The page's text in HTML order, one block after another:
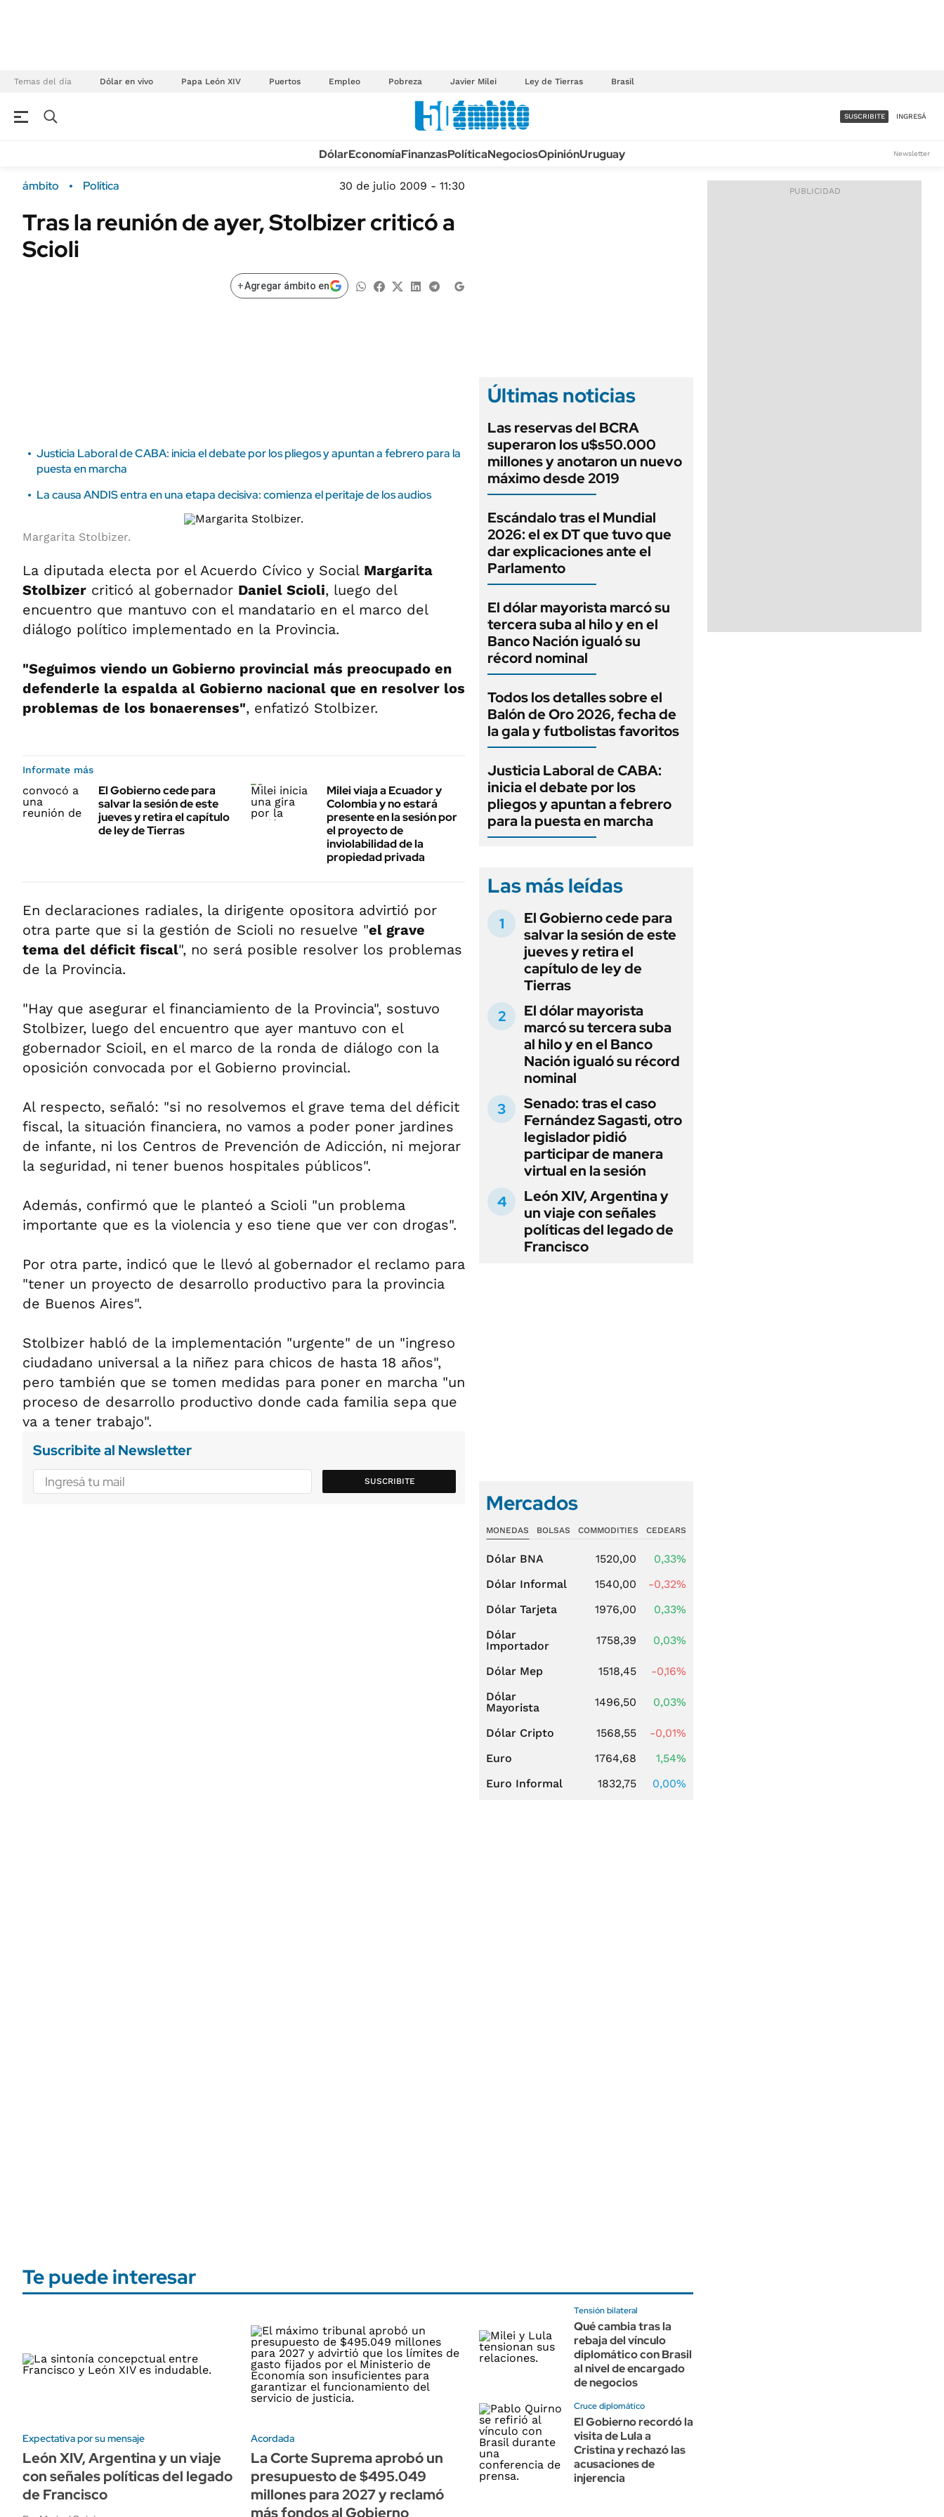
Temas del día Dólar en vivo Papa León XIV Puertos Empleo Pobreza Javier Milei Ley de Tierras Brasil
Campo
FINANZAS
Sustentabilidad
POLÍTICA
TECNOLOGÍA
MÉXICO
MUNDO
ACCESO FULL - $1.800/MES
SUSCRIBITE INGRESÁ
DólarEconomíaFinanzasPolíticaNegociosOpiniónUruguay Newsletter
ámbito Política 30 de julio 2009 - 11:30
Tras la reunión de ayer, Stolbizer criticó a
Scioli
+Agregar ámbito en
Justicia Laboral de CABA: inicia el debate por los pliegos y apuntan a febrero para la
puesta en marcha
La causa ANDIS entra en una etapa decisiva: comienza el peritaje de los audios
Margarita Stolbizer.
La diputada electa por el Acuerdo Cívico y Social Margarita
Stolbizer criticó al gobernador Daniel Scioli, luego del
encuentro que mantuvo con el mandatario en el marco del
diálogo político implementado en la Provincia.
"Seguimos viendo un Gobierno provincial más preocupado en
defenderle la espalda al Gobierno nacional que en resolver los
problemas de los bonaerenses", enfatizó Stolbizer.
Informate más
El Gobierno cede para
salvar la sesión de este
jueves y retira el capítulo
de ley de Tierras
Milei viaja a Ecuador y
Colombia y no estará
presente en la sesión por
el proyecto de
inviolabilidad de la
propiedad privada
En declaraciones radiales, la dirigente opositora advirtió por
otra parte que si la gestión de Scioli no resuelve "el grave
tema del déficit fiscal", no será posible resolver los problemas
de la Provincia.
"Hay que asegurar el financiamiento de la Provincia", sostuvo
Stolbizer, luego del encuentro que ayer mantuvo con el
gobernador Scioil, en el marco de la ronda de diálogo con la
oposición convocada por el Gobierno provincial.
Al respecto, señaló: "si no resolvemos el grave tema del déficit
fiscal, la situación financiera, no vamos a poder poner jardines
de infante, ni los Centros de Prevención de Adicción, ni mejorar
la seguridad, ni tener buenos hospitales públicos".
Además, confirmó que le planteó a Scioli "un problema
importante que es la violencia y eso tiene que ver con drogas".
Por otra parte, indicó que le llevó al gobernador el reclamo para
"tener un proyecto de desarrollo productivo para la provincia
de Buenos Aires".
Stolbizer habló de la implementación "urgente" de un "ingreso
ciudadano universal a la niñez para chicos de hasta 18 años",
pero también que se tomen medidas para poner en marcha "un
proceso de desarrollo productivo donde cada familia sepa que
va a tener trabajo".
Suscribite al Newsletter
SUSCRIBITE
Últimas noticias
Las reservas del BCRA
superaron los u$s50.000
millones y anotaron un nuevo
máximo desde 2019
Escándalo tras el Mundial
2026: el ex DT que tuvo que
dar explicaciones ante el
Parlamento
El dólar mayorista marcó su
tercera suba al hilo y en el
Banco Nación igualó su
récord nominal
Todos los detalles sobre el
Balón de Oro 2026, fecha de
la gala y futbolistas favoritos
Justicia Laboral de CABA:
inicia el debate por los
pliegos y apuntan a febrero
para la puesta en marcha
Las más leídas
El Gobierno cede para
salvar la sesión de este
jueves y retira el
capítulo de ley de
Tierras
El dólar mayorista
marcó su tercera suba
al hilo y en el Banco
Nación igualó su récord
nominal
Senado: tras el caso
Fernández Sagasti, otro
legislador pidió
participar de manera
virtual en la sesión
León XIV, Argentina y
un viaje con señales
políticas del legado de
Francisco
Mercados
MONEDAS BOLSAS COMMODITIES CEDEARS
Dólar BNA 1520,00
0,33%
Dólar Informal
1540,00
-0,32%
Dólar Tarjeta
1976,00
0,33%
Dólar
Importador
1758,39 0,03%
Dólar Mep 1518,45
-0,16%
Dólar
Mayorista
1496,50 0,03%
Dólar Cripto 1568,55
-0,01%
Euro
1764,68
1,54%
Euro Informal
1832,75 0,00%
Te puede interesar
Expectativa por su mensaje
León XIV, Argentina y un viaje
con señales políticas del legado
de Francisco
Acordada
La Corte Suprema aprobó un
presupuesto de $495.049
millones para 2027 y reclamó
más fondos al Gobierno
Tensión bilateral
Qué cambia tras la
rebaja del vínculo
diplomático con Brasil
al nivel de encargado
de negocios
Cruce diplomático
El Gobierno recordó la
visita de Lula a
Cristina y rechazó las
acusaciones de
injerencia